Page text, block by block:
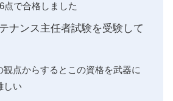
点で合格しました
ナンス主任者試験を受験して
観点からするとこの資格を武器に
しい